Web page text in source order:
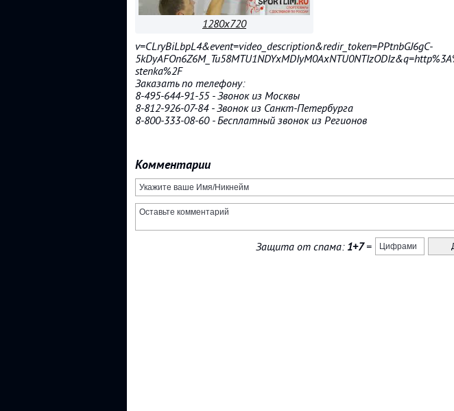
1280x720
v=CLryBiLbpL4&event=video_description&redir_token=PPtnbGJ6gC-
stenka%2F
Заказать по телефону:
8-495-644-91-55 - Звонок из Москвы
8-812-926-07-84 - Звонок из Санкт-Петербурга
8-800-333-08-60 - Бесплатный звонок из Регионов
Комментарии
Защита от спама: 1+7=